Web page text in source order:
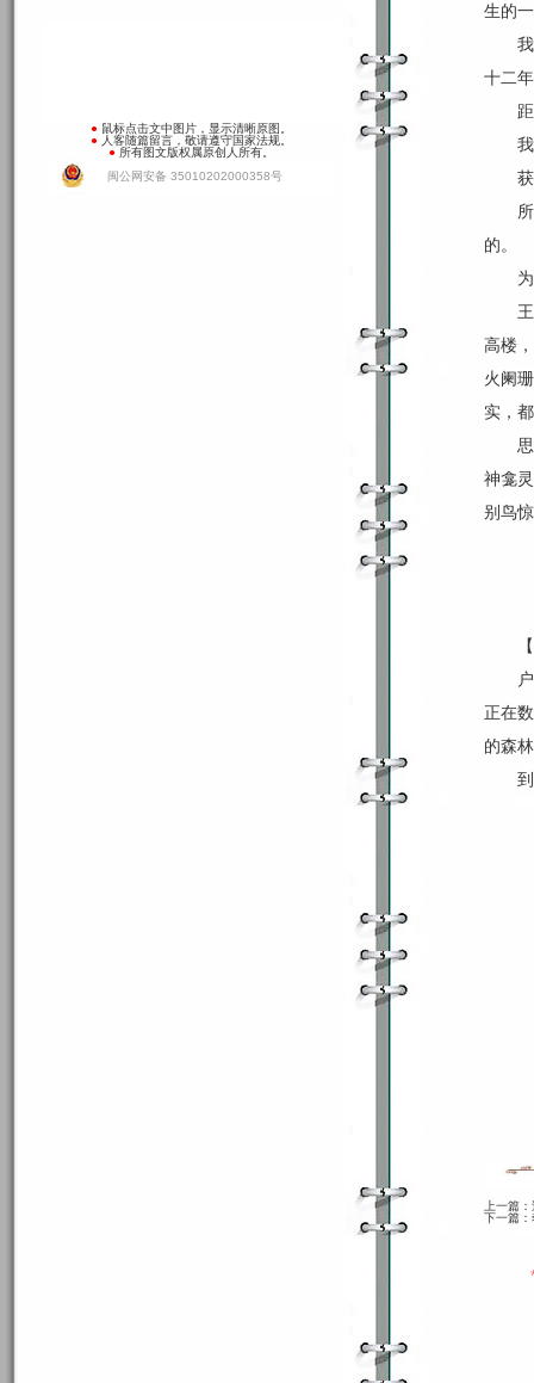
● 鼠标点击文中图片，显示清晰原图。
● 人客随篇留言，敬请遵守国家法规。
● 所有图文版权属原创人所有。
闽公网安备 35010202000358号
生的
十二
的。
高楼
火阑
实，
神龛
别鸟
正在
的森
上一篇：
下一篇：